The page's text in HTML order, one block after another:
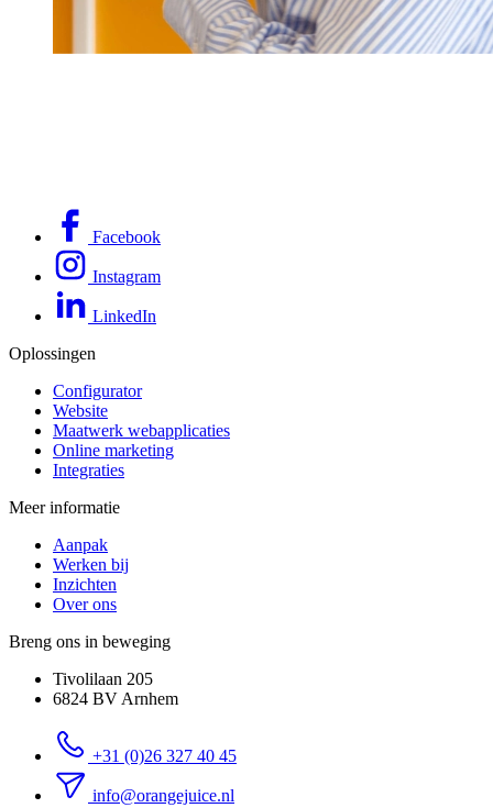
Facebook
Instagram
LinkedIn
Oplossingen
Configurator
Website
Maatwerk webapplicaties
Online marketing
Integraties
Meer informatie
Aanpak
Werken bij
Inzichten
Over ons
Breng ons in beweging
Tivolilaan 205
6824 BV Arnhem
+31 (0)26 327 40 45
info@orangejuice.nl